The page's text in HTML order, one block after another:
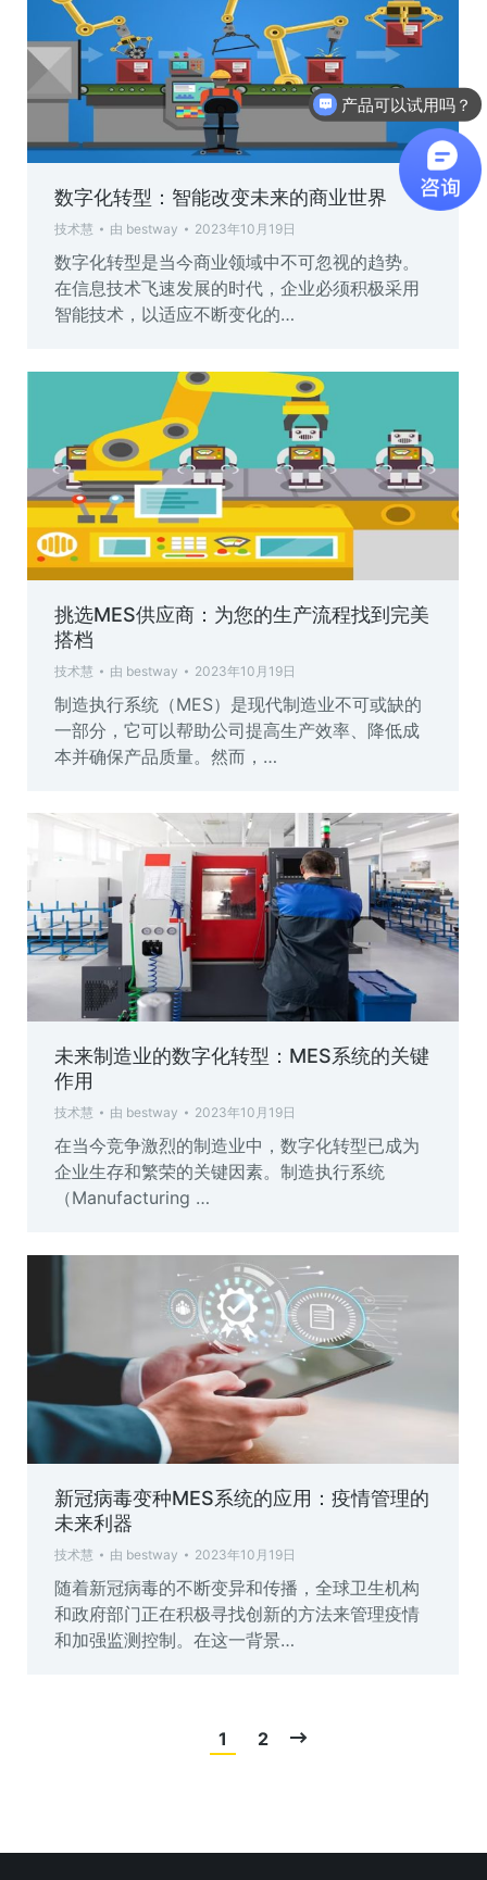
数字化转型：智能改变未来的商业世界
技术慧 由 bestway 2023年10月19日
数字化转型是当今商业领域中不可忽视的趋势。
在信息技术飞速发展的时代，企业必须积极采用
智能技术，以适应不断变化的…
挑选MES供应商：为您的生产流程找到完美
搭档
技术慧 由 bestway 2023年10月19日
制造执行系统（MES）是现代制造业不可或缺的
一部分，它可以帮助公司提高生产效率、降低成
本并确保产品质量。然而，…
未来制造业的数字化转型：MES系统的关键
作用
技术慧 由 bestway 2023年10月19日
在当今竞争激烈的制造业中，数字化转型已成为
企业生存和繁荣的关键因素。制造执行系统
（Manufacturing …
新冠病毒变种MES系统的应用：疫情管理的
未来利器
技术慧 由 bestway 2023年10月19日
随着新冠病毒的不断变异和传播，全球卫生机构
和政府部门正在积极寻找创新的方法来管理疫情
和加强监测控制。在这一背景…
1 2
产品可以试用吗？
软件有折扣吗？